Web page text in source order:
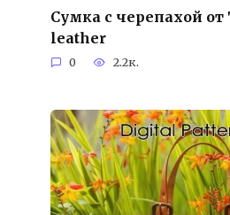
Сумка с черепахой от
leather
0 2.2к.